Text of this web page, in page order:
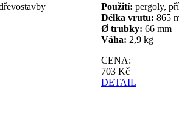
Použití: pergoly,
Délka vrutu: 865
Ø trubky: 66 mm
Váha: 2,9 kg
CENA:
703 Kč
DETAIL